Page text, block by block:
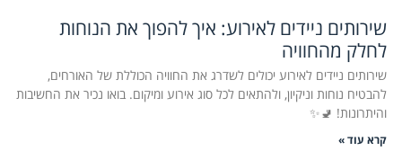
שירותים ניידים לאירוע: איך להפוך את הנוחות
לחלק מהחוויה
שירותים ניידים לאירוע יכולים לשדרג את החוויה הכוללת של האורחים,
להבטיח נוחות וניקיון, ולהתאים לכל סוג אירוע ומיקום. בואו נכיר את החשיבות
והיתרונות! 🚽✨
קרא עוד »